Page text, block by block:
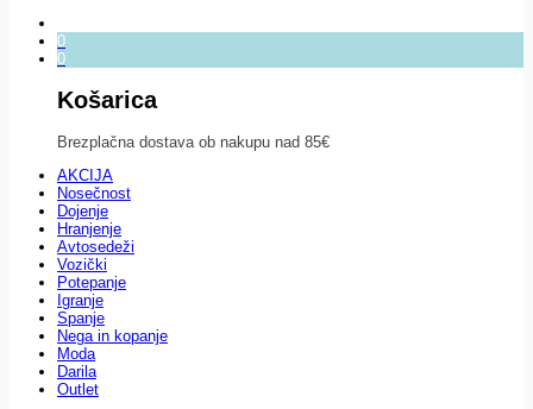
0
0
Košarica
Brezplačna dostava ob nakupu nad 85€
AKCIJA
Nosečnost
Dojenje
Hranjenje
Avtosedeži
Vozički
Potepanje
Igranje
Spanje
Nega in kopanje
Moda
Darila
Outlet